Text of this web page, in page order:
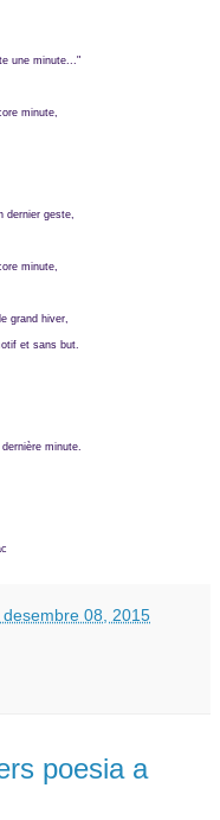
une minute..."
minute,
dernier geste,
minute,
grand hiver,
et sans but.
minute.
08, 2015
poesia a